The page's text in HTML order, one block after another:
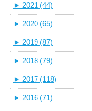
► 2021 (44)
► 2020 (65)
► 2019 (87)
► 2018 (79)
► 2017 (118)
► 2016 (71)